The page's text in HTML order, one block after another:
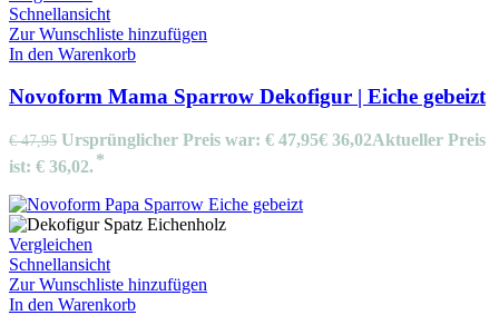
Schnellansicht
Zur Wunschliste hinzufügen
In den Warenkorb
Novoform Mama Sparrow Dekofigur | Eiche gebeizt
€47,95 Ursprünglicher Preis war: € 47,95€ 36,02Aktueller Preis
ist: € 36,02.
Vergleichen
Schnellansicht
Zur Wunschliste hinzufügen
In den Warenkorb